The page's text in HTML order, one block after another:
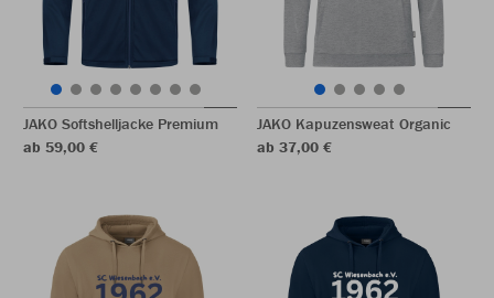
JAKO Softshelljacke Premium
ab 59,00 €
JAKO Kapuzensweat Organic
ab 37,00 €